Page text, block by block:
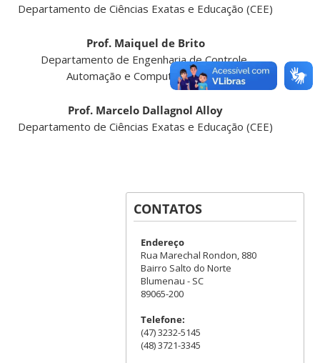
Departamento de Ciências Exatas e Educação (CEE)
Prof. Maiquel de Brito
Departamento de Engenharia de Controle,
Automação e Computação (CAC)
Prof. Marcelo Dallagnol Alloy
Departamento de Ciências Exatas e Educação (CEE)
CONTATOS
Endereço
Rua Marechal Rondon, 880
Bairro Salto do Norte
Blumenau - SC
89065-200
Telefone:
(47) 3232-5145
(48) 3721-3345